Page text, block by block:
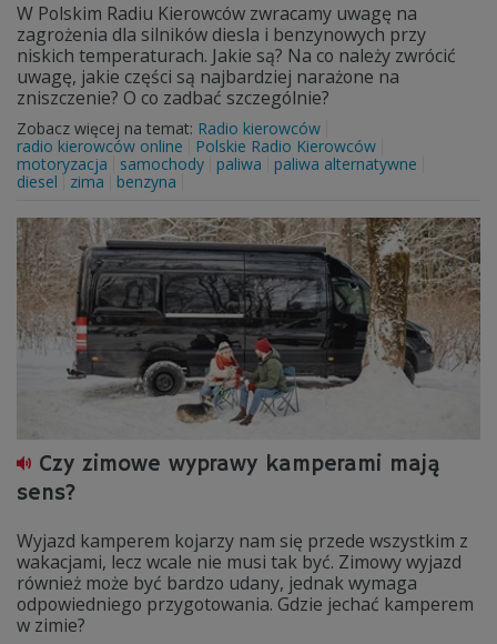
W Polskim Radiu Kierowców zwracamy uwagę na
zagrożenia dla silników diesla i benzynowych przy
niskich temperaturach. Jakie są? Na co należy zwrócić
uwagę, jakie części są najbardziej narażone na
zniszczenie? O co zadbać szczególnie?
Zobacz więcej na temat: Radio kierowców
radio kierowców online
Polskie Radio Kierowców
motoryzacja
samochody paliwa
paliwa alternatywne
diesel
zima benzyna
Czy zimowe wyprawy kamperami mają
sens?
Wyjazd kamperem kojarzy nam się przede wszystkim z
wakacjami, lecz wcale nie musi tak być. Zimowy wyjazd
również może być bardzo udany, jednak wymaga
odpowiedniego przygotowania. Gdzie jechać kamperem
w zimie?